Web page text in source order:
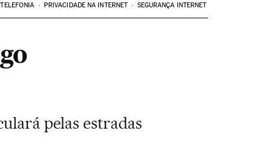
TELEFONIA PRIVACIDADE NA INTERNET SEGURANÇA INTERNET
pelas estradas